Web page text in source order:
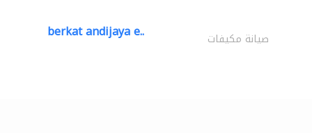
berkat andijaya e.. صيانة مكيفات